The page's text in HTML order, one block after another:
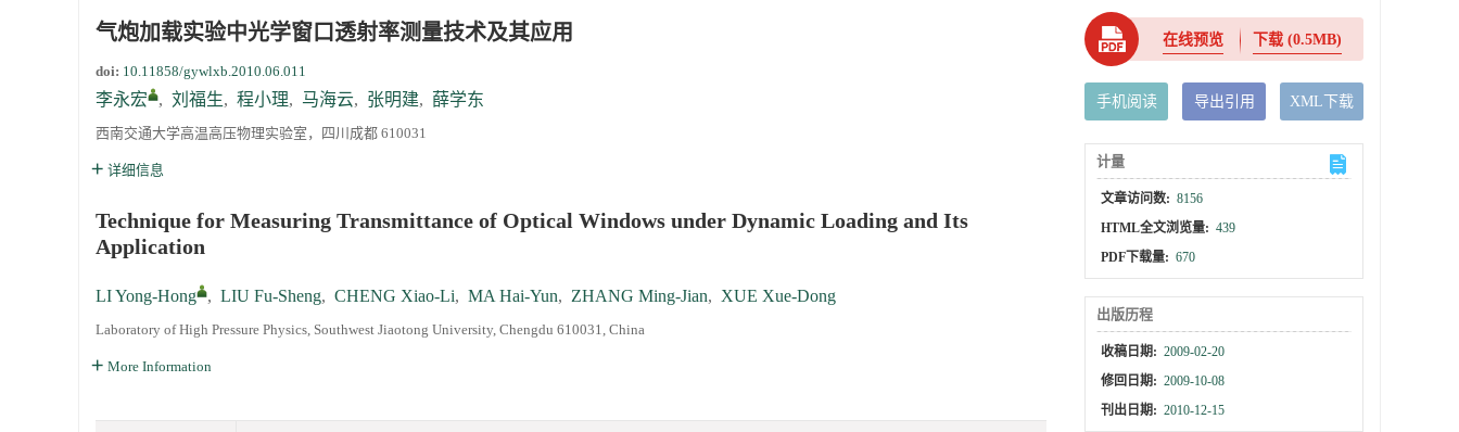
第二十一届中国高压科学学术会议第一轮通知
通知
《高压物理学报》第三届青年编委会招募启事
气炮加载实验中光学窗口透射率测量技术及其应用
doi: 10.11858/gywlxb.2010.06.011
李永宏 , 刘福生, 程小理, 马海云, 张明建, 薛学东
西南交通大学高温高压物理实验室，四川成都 610031
详细信息
Technique for Measuring Transmittance of Optical Windows under Dynamic Loading and Its
Application
LI Yong-Hong , LIU Fu-Sheng, CHENG Xiao-Li, MA Hai-Yun, ZHANG Ming-Jian, XUE Xue-Dong
Laboratory of High Pressure Physics, Southwest Jiaotong University, Chengdu 610031, China
More Information
在线预览 下载(0.5MB)
手机阅读 导出引用 XML下载
计量
文章访问数: 8156
HTML全文浏览量: 439
PDF下载量: 670
出版历程
收稿日期: 2009-02-20
修回日期: 2009-10-08
刊出日期: 2010-12-15